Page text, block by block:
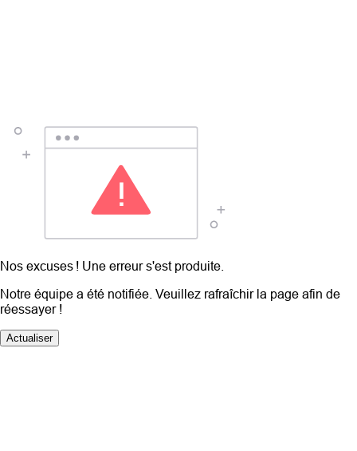
Nos excuses ! Une erreur s'est produite.
Notre équipe a été notifiée. Veuillez rafraîchir la page afin de
réessayer !
Actualiser